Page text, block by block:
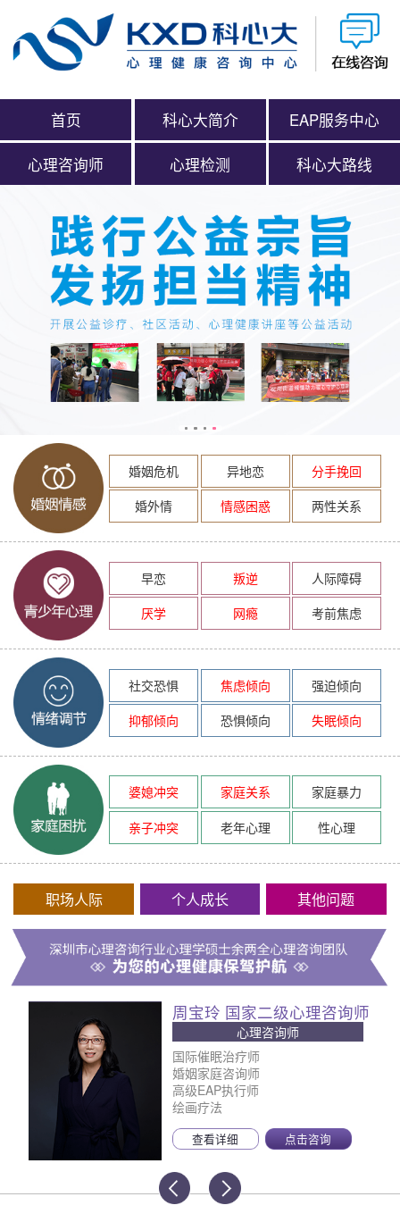
首页 科心大简介 EAP服务中心
心理咨询师 心理检测 科心大路线
婚姻危机 异地恋
分手挽回
婚外情
情感困惑 两性关系
早恋 叛逆
人际障碍
厌学
网瘾 考前焦虑
社交恐惧 焦虑倾向
强迫倾向
抑郁倾向
恐惧倾向 失眠倾向
婆媳冲突 家庭关系
家庭暴力
亲子冲突
老年心理 性心理
职场人际 个人成长 其他问题
周宝玲 国家二级心理咨询师
心理咨询师
国际催眠治疗师
婚姻家庭咨询师
高级EAP执行师
绘画疗法
查看详细 点击咨询